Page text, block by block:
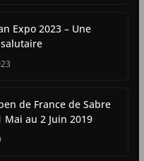
Expo 2023 – Une
de France de Sabre
Mai au 2 Juin 2019